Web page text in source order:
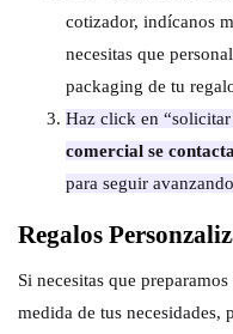
cotizador, indícanos
necesitas que
packaging de tu
Haz click en
comercial se
para seguir
Regalos
Si necesitas que
medida de tus necesidades,